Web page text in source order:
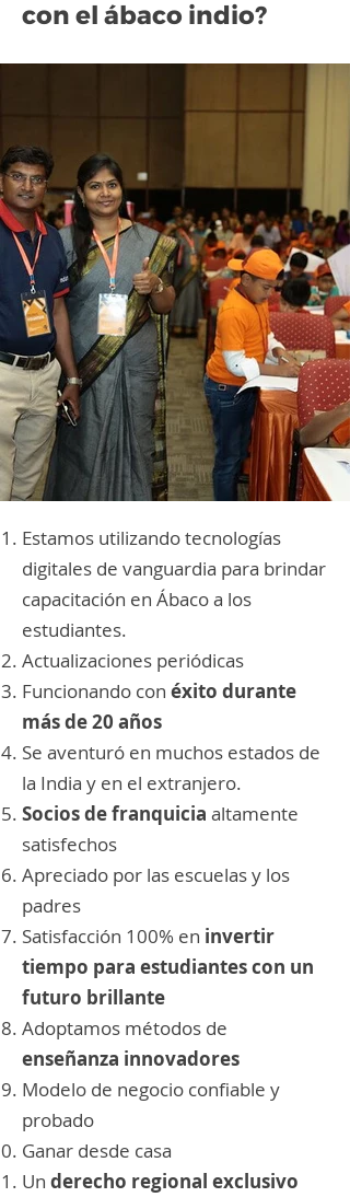
con el ábaco indio?
Estamos utilizando tecnologías
digitales de vanguardia para brindar
capacitación en Ábaco a los
estudiantes.
Actualizaciones periódicas
Funcionando con éxito durante
más de 20 años
Se aventuró en muchos estados de
la India y en el extranjero.
Socios de franquicia altamente
satisfechos
Apreciado por las escuelas y los
padres
Satisfacción 100% en invertir
tiempo para estudiantes con un
futuro brillante
Adoptamos métodos de
enseñanza innovadores
Modelo de negocio confiable y
probado
Ganar desde casa
Un derecho regional exclusivo